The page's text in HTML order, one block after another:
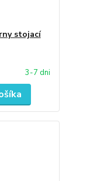
stojací
3-7 dni